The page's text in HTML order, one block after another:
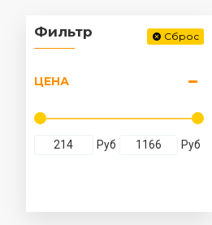
Фильтр Сброс
ЦЕНА
Руб Руб